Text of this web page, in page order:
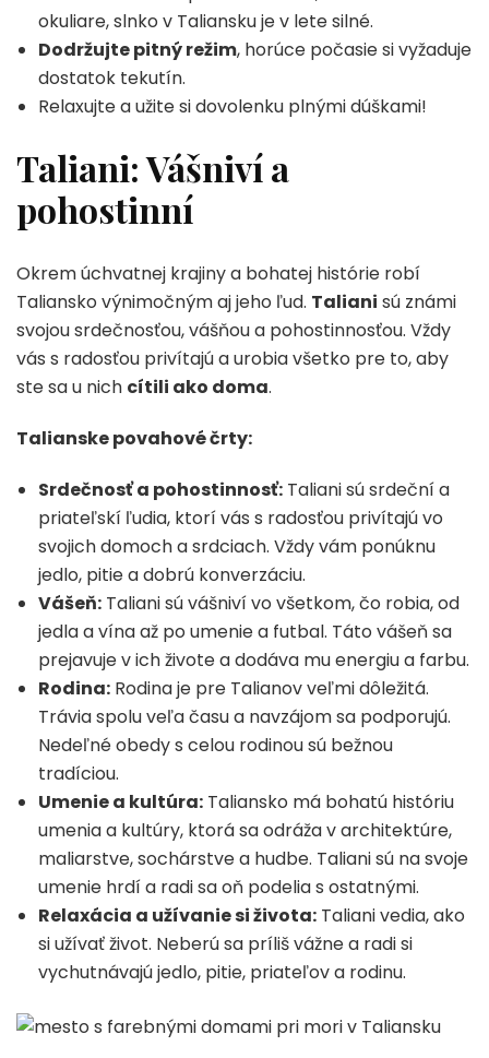
okuliare, slnko v Taliansku je v lete silné.
Dodržujte pitný režim, horúce počasie si vyžaduje
dostatok tekutín.
Relaxujte a užite si dovolenku plnými dúškami!
Taliani: Vášniví a
pohostinní
Okrem úchvatnej krajiny a bohatej histórie robí
Taliansko výnimočným aj jeho ľud. Taliani sú známi
svojou srdečnosťou, vášňou a pohostinnosťou. Vždy
vás s radosťou privítajú a urobia všetko pre to, aby
ste sa u nich cítili ako doma.
Talianske povahové črty:
Srdečnosť a pohostinnosť: Taliani sú srdeční a
priateľskí ľudia, ktorí vás s radosťou privítajú vo
svojich domoch a srdciach. Vždy vám ponúknu
jedlo, pitie a dobrú konverzáciu.
Vášeň: Taliani sú vášniví vo všetkom, čo robia, od
jedla a vína až po umenie a futbal. Táto vášeň sa
prejavuje v ich živote a dodáva mu energiu a farbu.
Rodina: Rodina je pre Talianov veľmi dôležitá.
Trávia spolu veľa času a navzájom sa podporujú.
Nedeľné obedy s celou rodinou sú bežnou
tradíciou.
Umenie a kultúra: Taliansko má bohatú históriu
umenia a kultúry, ktorá sa odráža v architektúre,
maliarstve, sochárstve a hudbe. Taliani sú na svoje
umenie hrdí a radi sa oň podelia s ostatnými.
Relaxácia a užívanie si života: Taliani vedia, ako
si užívať život. Neberú sa príliš vážne a radi si
vychutnávajú jedlo, pitie, priateľov a rodinu.